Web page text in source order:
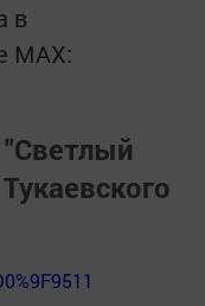
в
MАХ:
"Светлый